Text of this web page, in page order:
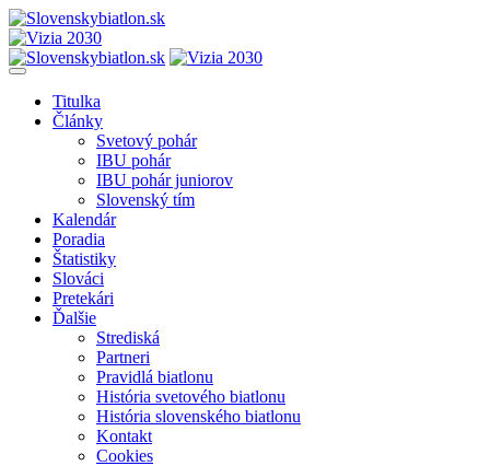
Titulka
Články
Svetový pohár
IBU pohár
IBU pohár juniorov
Slovenský tím
Kalendár
Poradia
Štatistiky
Slováci
Pretekári
Ďalšie
Strediská
Partneri
Pravidlá biatlonu
História svetového biatlonu
História slovenského biatlonu
Kontakt
Cookies